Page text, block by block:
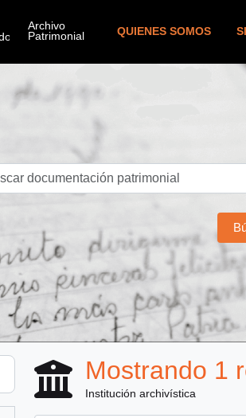
QUIENES SOMOS
Mostrando 1
Institución archivística